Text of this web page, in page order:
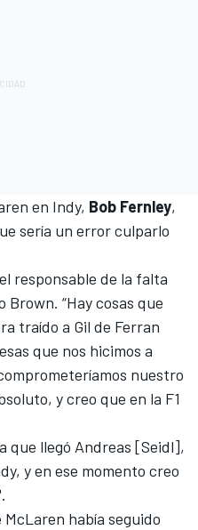
en Indy, Bob Fernley,
sería un error culparlo
responsable de la falta
“Hay cosas que
traído a Gil de Ferran
que nos hicimos a
nuestro
y creo que en la F1
que llegó Andreas [Seidl],
y en ese momento creo
había seguido